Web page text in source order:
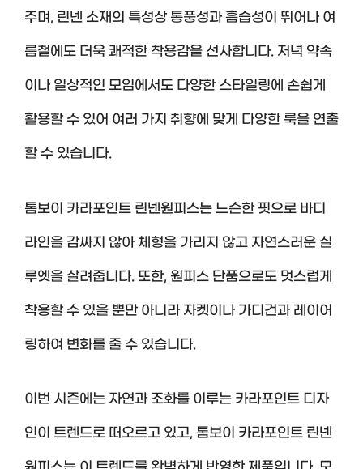
주며, 린넨 소재의 특성상 통풍성과 흡습성이 뛰어나 여
름철에도 더욱 쾌적한 착용감을 선사합니다. 저녁 약속
이나 일상적인 모임에서도 다양한 스타일링에 손쉽게
활용할 수 있어 여러 가지 취향에 맞게 다양한 룩을 연출
할 수 있습니다.
톰보이 카라포인트 린넨원피스는 느슨한 핏으로 바디
라인을 감싸지 않아 체형을 가리지 않고 자연스러운 실
루엣을 살려줍니다. 또한, 원피스 단품으로도 멋스럽게
착용할 수 있을 뿐만 아니라 자켓이나 가디건과 레이어
링하여 변화를 줄 수 있습니다.
이번 시즌에는 자연과 조화를 이루는 카라포인트 디자
인이 트렌드로 떠오르고 있고, 톰보이 카라포인트 린넨